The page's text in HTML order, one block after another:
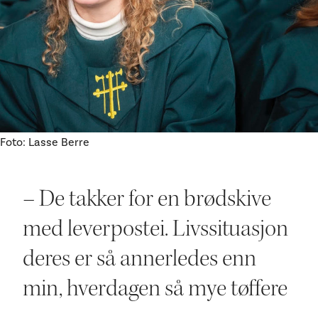
Ditt besøk
Foto: Lasse Berre
– De takker for en brødskive
med leverpostei. Livssituasjon
deres er så annerledes enn
min, h verdagen så mye tøffere